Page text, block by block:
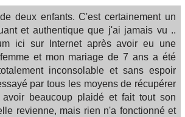
deux enfants. C'est certainement un
et authentique que j'ai jamais vu ..
ici sur Internet après avoir eu une
et mon mariage de 7 ans a été
inconsolable et sans espoir
par tous les moyens de récupérer
avoir beaucoup plaidé et fait tout son
revienne, mais rien n'a fonctionné et